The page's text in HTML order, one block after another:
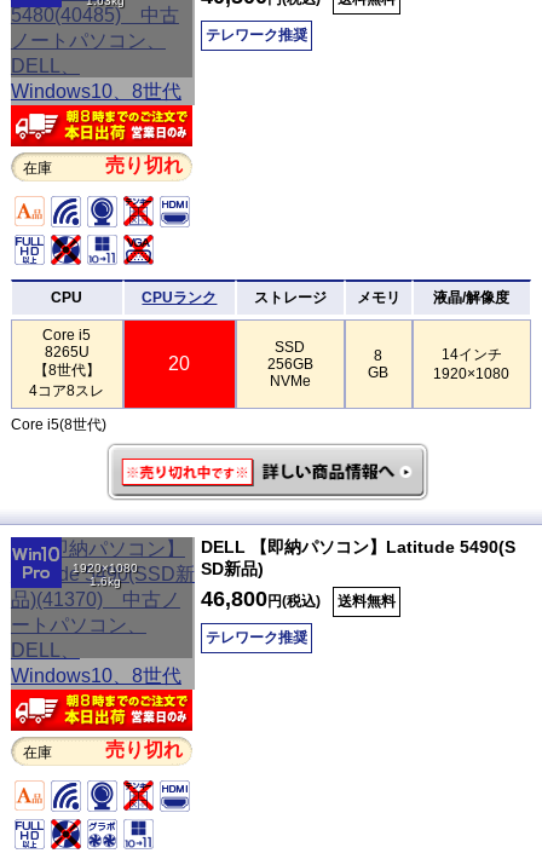
在庫 売り切れ
テレワーク推奨
CPU CPUランク ストレージ メモリ 液晶/解像度
Core i5
8265U
【8世代】
4コア8スレ
20
SSD
256GB
NVMe
8
GB
14インチ
1920×1080
Core i5(8世代)
1920×1080
1.6kg
在庫 売り切れ
DELL 【即納パソコン】Latitude 5490(S
SD新品)
46,800円(税込) 送料無料
テレワーク推奨